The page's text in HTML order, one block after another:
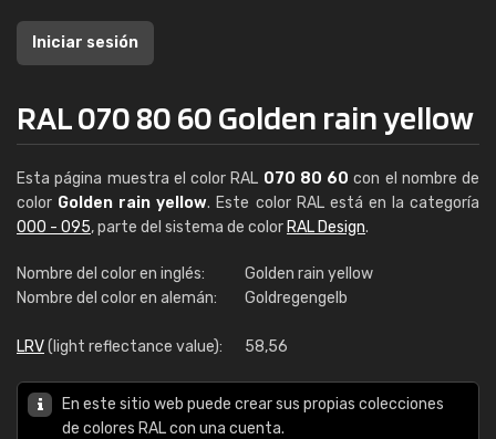
Iniciar sesión
RAL 070 80 60 Golden rain yellow
Esta página muestra el color RAL 070 80 60 con el nombre de
color Golden rain yellow. Este color RAL está en la categoría
000 - 095, parte del sistema de color RAL Design.
Nombre del color en inglés:
Golden rain yellow
Nombre del color en alemán:
Goldregengelb
LRV(light reflectance value): 58,56
En este sitio web puede crear sus propias colecciones
de colores RAL con una cuenta.